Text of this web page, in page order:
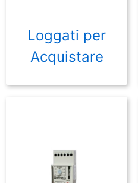
Loggati per
Acquistare